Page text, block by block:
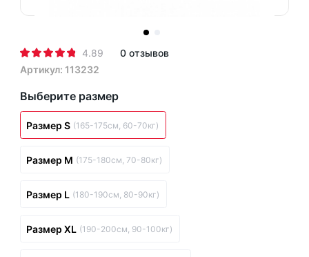
4.89
0 отзывов
Артикул: 113232
Выберите размер
Размер S (165-175см, 60-70кг)
Размер M (175-180см, 70-80кг)
Размер L (180-190см, 80-90кг)
Размер XL (190-200см, 90-100кг)